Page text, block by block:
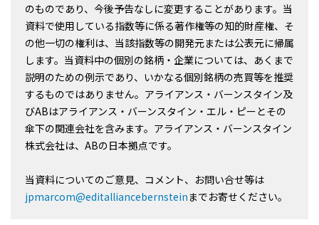
のものであり、今後予告なしに変更することがあります。当
資料で使用している指数等に係る著作権等の知的財産権、そ
の他一切の権利は、当該指数等の開発元または公表元に帰属
します。当資料中の個別の銘柄・企業については、あくまで
説明のための例示であり、いかなる個別銘柄の売買等を推奨
するものではありません。アライアンス・バーンスタイン及
びABはアライアンス・バーンスタイン・エル・ピーとその
傘下の関連会社を含みます。アライアンス・バーンスタイン
株式会社は、ABの日本拠点です。
当資料についてのご意見、コメント、お問い合せ等は
jpmarcom@editalliancebernsteinまでお寄せください。